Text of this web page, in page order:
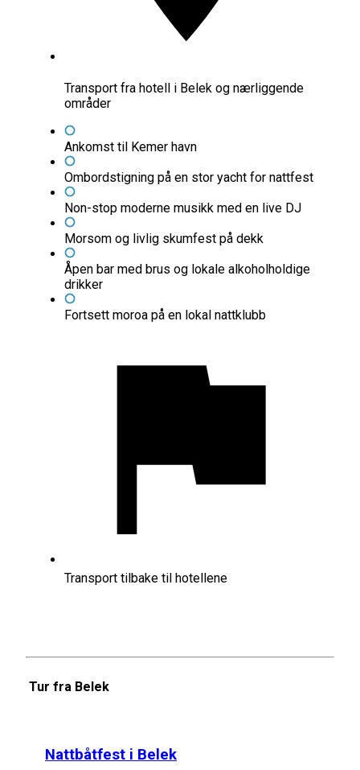
Transport fra hotell i Belek og nærliggende
områder
Ankomst til Kemer havn
Ombordstigning på en stor yacht for nattfest
Non-stop moderne musikk med en live DJ
Morsom og livlig skumfest på dekk
Åpen bar med brus og lokale alkoholholdige
drikker
Fortsett moroa på en lokal nattklubb
Transport tilbake til hotellene
Tur fra Belek
Nattbåtfest i Belek